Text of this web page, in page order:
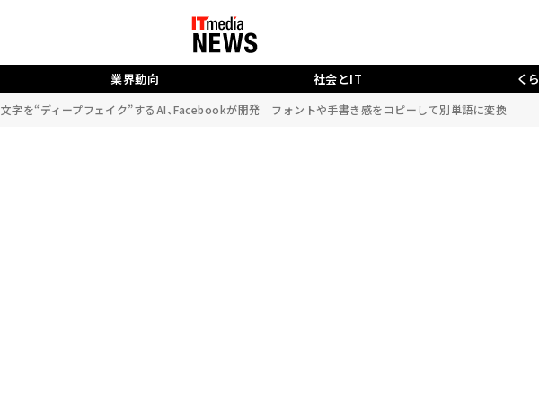
業界動向 社会とIT く
文字を“ディープフェイク”するAI、Facebookが開発 フォントや手書き感をコピーして別単語に変換